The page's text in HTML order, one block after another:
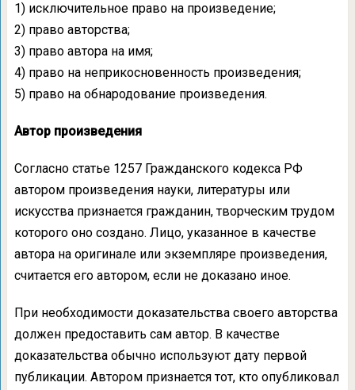
1) исключительное право на произведение;
2) право авторства;
3) право автора на имя;
4) право на неприкосновенность произведения;
5) право на обнародование произведения.
Автор произведения
Согласно статье 1257 Гражданского кодекса РФ
автором произведения науки, литературы или
искусства признается гражданин, творческим трудом
которого оно создано. Лицо, указанное в качестве
автора на оригинале или экземпляре произведения,
считается его автором, если не доказано иное.
При необходимости доказательства своего авторства
должен предоставить сам автор. В качестве
доказательства обычно используют дату первой
публикации. Автором признается тот, кто опубликовал